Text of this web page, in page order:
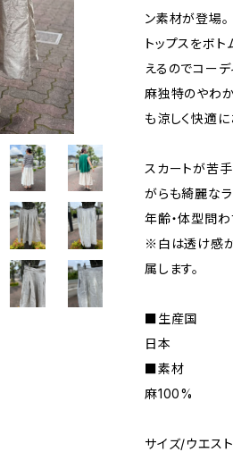
ン素材が登場。
トップスをボ
えるのでコーデ
麻独特のやわか
も涼しく快適に
スカートが苦
がらも綺麗な
年齢・体型問わ
※白は透け感
属します。
■生産国
日本
■素材
麻100%
サイズ/ウエス